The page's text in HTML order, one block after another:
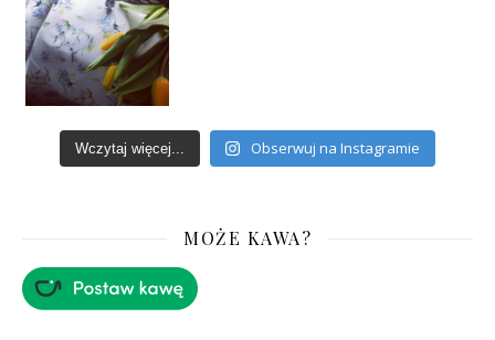
Wczytaj więcej... Obserwuj na Instagramie
MOŻE KAWA?